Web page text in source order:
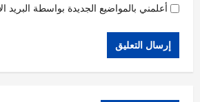
أعلمني بالمواضيع الجديدة بواسطة البريد